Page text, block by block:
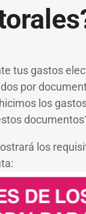
tus gastos
por
los
los